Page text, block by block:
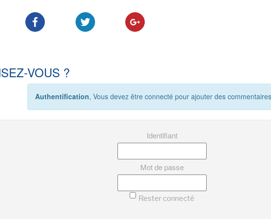
VOUS ?
Authentification, Vous devez être connecté pour ajouter des
Identifiant
Mot de passe
Rester connecté